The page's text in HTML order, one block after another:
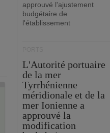
approuvé l'ajustement
budgétaire de
l'établissement
L'Autorité portuaire
de la mer
Tyrrhénienne
méridionale et de la
mer Ionienne a
approuvé la
modification